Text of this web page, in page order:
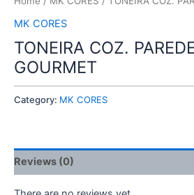
MK CORES
TONEIRA COZ.
GOURMET
Category: MK CORES
Reviews (0)